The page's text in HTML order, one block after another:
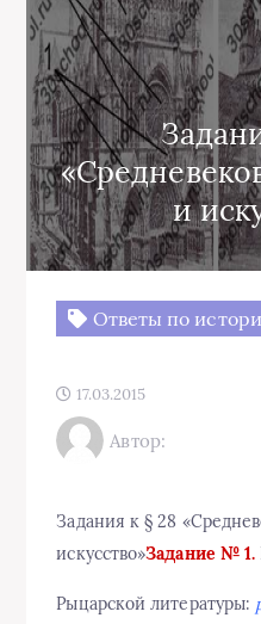
и
Ответы по
17.03.2015
Автор:
Задания к § 28
искусство»Задание № 1.
Рыцарской литературы: